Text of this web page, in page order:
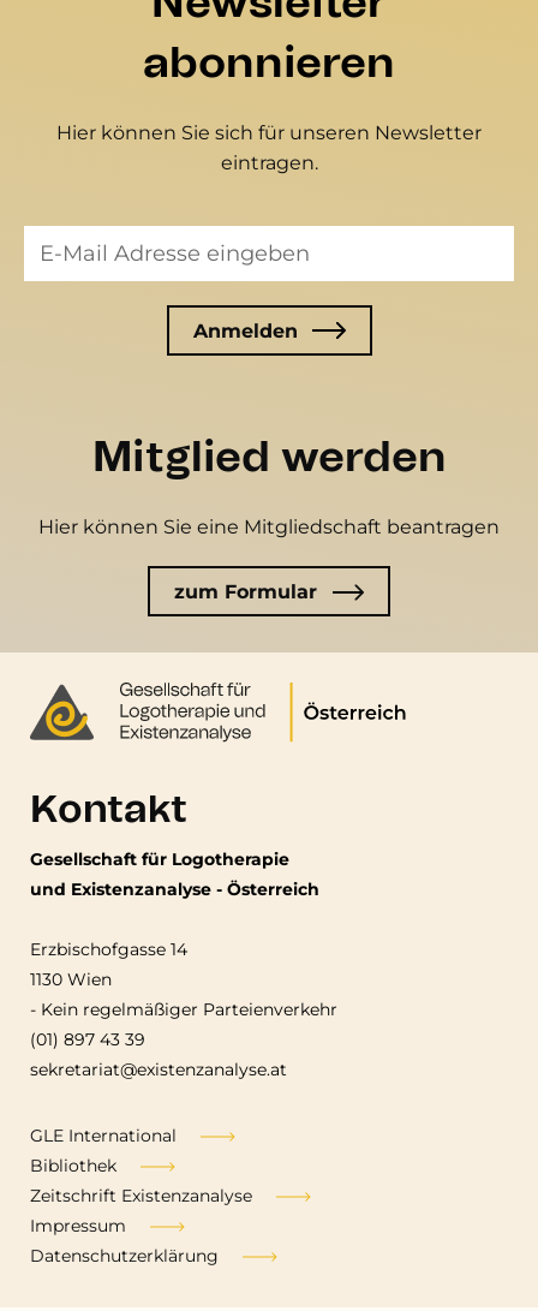
abonnieren
Hier können Sie sich für unseren Newsletter
eintragen.
Mitglied werden
Hier können Sie eine Mitgliedschaft beantragen
zum Formular
Kontakt
Gesellschaft für Logotherapie
und Existenzanalyse - Österreich
Erzbischofgasse 14
1130 Wien
- Kein regelmäßiger Parteienverkehr
(01) 897 43 39
sekretariat@existenzanalyse.at
GLE International
Bibliothek
Zeitschrift Existenzanalyse
Impressum
Datenschutzerklärung